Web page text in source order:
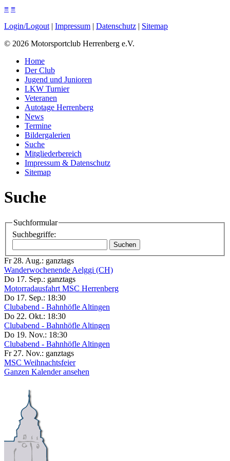
≡ ≡
Login/Logout | Impressum | Datenschutz | Sitemap
© 2026 Motorsportclub Herrenberg e.V.
Home
Der Club
Jugend und Junioren
LKW Turnier
Veteranen
Autotage Herrenberg
News
Termine
Bildergalerien
Suche
Mitgliederbereich
Impressum & Datenschutz
Sitemap
Suche
Suchformular
Suchbegriffe:
Suchen
Fr 28. Aug.: ganztags
Wanderwochenende Aelggi (CH)
Do 17. Sep.: ganztags
Motorradausfahrt MSC Herrenberg
Do 17. Sep.: 18:30
Clubabend - Bahnhöfle Altingen
Do 22. Okt.: 18:30
Clubabend - Bahnhöfle Altingen
Do 19. Nov.: 18:30
Clubabend - Bahnhöfle Altingen
Fr 27. Nov.: ganztags
MSC Weihnachtsfeier
Ganzen Kalender ansehen